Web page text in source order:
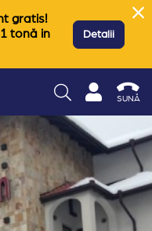
gratis!
tonă in
Detalii
SUNĂ